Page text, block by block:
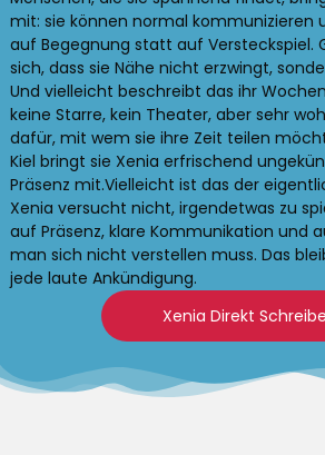
mit: sie können normal kommunizieren
auf Begegnung statt auf Versteckspiel.
sich, dass sie Nähe nicht erzwingt,
Und vielleicht beschreibt das ihr
keine Starre, kein Theater, aber sehr
dafür, mit wem sie ihre Zeit teilen
Kiel bringt sie Xenia erfrischend
Präsenz mit.Vielleicht ist das der
Xenia versucht nicht, irgendetwas zu
auf Präsenz, klare Kommunikation und
man sich nicht verstellen muss. Das
jede laute Ankündigung.
Xenia Direkt